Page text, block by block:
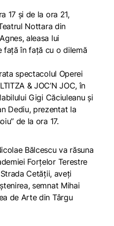
17 și de la ora 21,
Nottara din
Agnes, aleasa lui
față în față cu o dilemă
spectacolul Operei
& JOC’N JOC, în
Gigi Căciuleanu și
Dediu, prezentat la
de la ora 17.
Bălcescu va răsuna
Forțelor Terestre
Cetății, aveți
, semnat Mihai
de Arte din Târgu